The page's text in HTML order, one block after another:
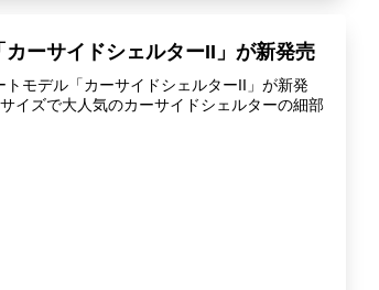
ーサイドシェルターII」が新発売
モデル「カーサイドシェルターII」が新発
イズで大人気のカーサイドシェルターの細部